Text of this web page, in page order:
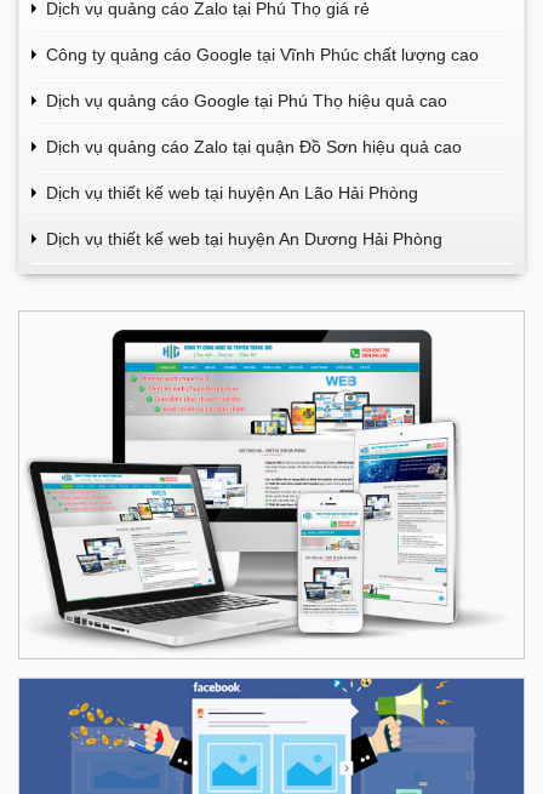
Dịch vụ quảng cáo Zalo tại Phú Thọ giá rẻ
Công ty quảng cáo Google tại Vĩnh Phúc chất lượng cao
Dịch vụ quảng cáo Google tại Phú Thọ hiệu quả cao
Dịch vụ quảng cáo Zalo tại quận Đồ Sơn hiệu quả cao
Dịch vụ thiết kế web tại huyện An Lão Hải Phòng
Dịch vụ thiết kế web tại huyện An Dương Hải Phòng